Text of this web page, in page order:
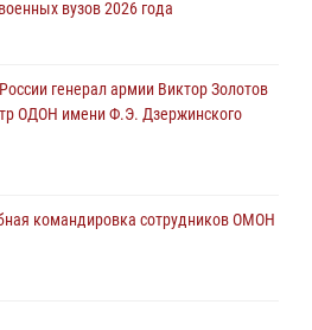
вузов 2026 года
генерал армии Виктор Золотов
ОДОН имени Ф.Э. Дзержинского
командировка сотрудников ОМОН